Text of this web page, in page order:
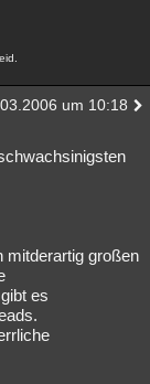
um 10:18
mitderartig großen
es